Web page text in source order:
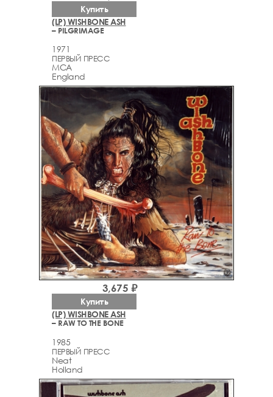
(LP) WISHBONE ASH
– PILGRIMAGE
1971
ПЕРВЫЙ ПРЕСС
MCA
England
Купить
(LP) WISHBONE ASH
– RAW TO THE BONE
1985
ПЕРВЫЙ ПРЕСС
Neat
Holland
3,675 ₽
Купить